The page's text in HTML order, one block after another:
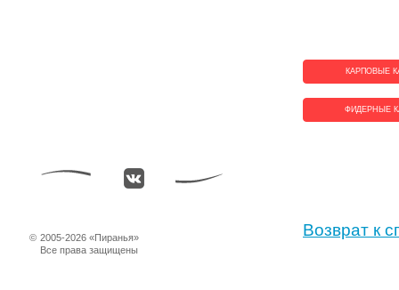
КАРПОВЫЕ
ФИДЕРНЫЕ
Возврат к
© 2005-2026 «Пиранья»
Все права защищены